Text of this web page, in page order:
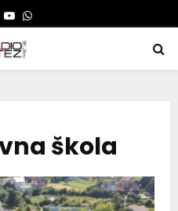
YOUTUBE
WHATSAPP
škola